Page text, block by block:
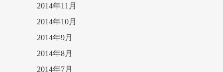
2014年11月
2014年10月
2014年9月
2014年8月
2014年7月